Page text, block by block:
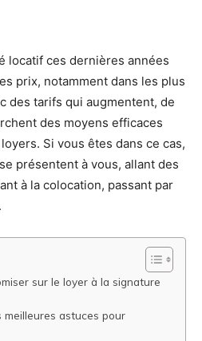
locatif ces dernières années
prix, notamment dans les plus
des tarifs qui augmentent, de
des moyens efficaces
Si vous êtes dans ce cas,
présentent à vous, allant des
à la colocation, passant par
sur le loyer à la signature
meilleures astuces pour